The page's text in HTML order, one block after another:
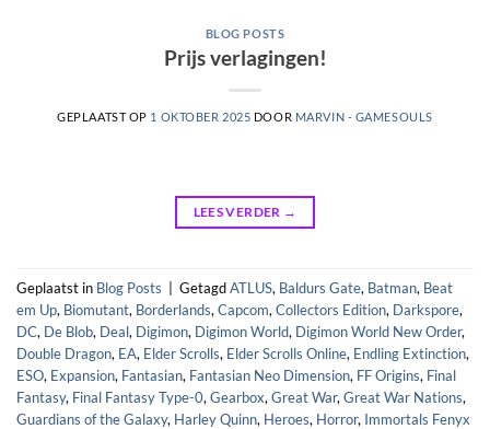
BLOG POSTS
Prijs verlagingen!
GEPLAATST OP 1 OKTOBER 2025 DOOR MARVIN - GAMESOULS
LEES VERDER →
Geplaatst in Blog Posts | GetagdATLUS, Baldurs Gate, Batman, Beat
em Up, Biomutant, Borderlands, Capcom, Collectors Edition, Darkspore,
DC, De Blob, Deal, Digimon, Digimon World, Digimon World New Order,
Double Dragon, EA, Elder Scrolls, Elder Scrolls Online, Endling Extinction,
ESO, Expansion, Fantasian, Fantasian Neo Dimension, FF Origins, Final
Fantasy, Final Fantasy Type-0, Gearbox, Great War, Great War Nations,
Guardians of the Galaxy, Harley Quinn, Heroes, Horror, Immortals Fenyx